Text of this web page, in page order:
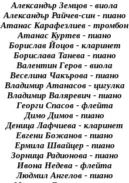
Александър Земцов - виола
Александър Райчев-син - пиано
Атанас Карафезлиев - тромбон
Атанас Куртев - пиано
Борислав Йоцов - кларинет
Борислава Танева - пиано
Валентин Геров - виола
Веселина Чакърова - пиано
Владимир Атанасов - цигулка
Владимир Валяревич - пиано
Георги Спасов - флейта
Димо Димов - пиано
Деница Лафчиева - кларинет
Евгени Божанов - пиано
Ермила Швайцер - пиано
Зорница Радионова - пиано
Ивона Недева - флейта
Людмил Ангелов - пиано